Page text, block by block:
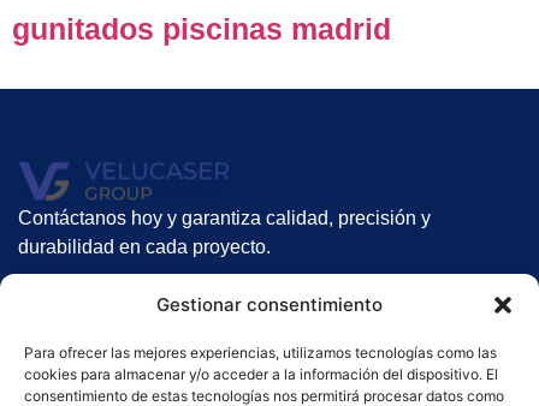
Gestionar consentimiento
Para ofrecer las mejores experiencias, utilizamos tecnologías como las
cookies para almacenar y/o acceder a la información del dispositivo. El
consentimiento de estas tecnologías nos permitirá procesar datos como
gunitados piscinas madrid
Contáctanos hoy y garantiza calidad, precisión y
durabilidad en cada proyecto.
Nuestros servicios
Gunitado
Alquiler de gunitadoras